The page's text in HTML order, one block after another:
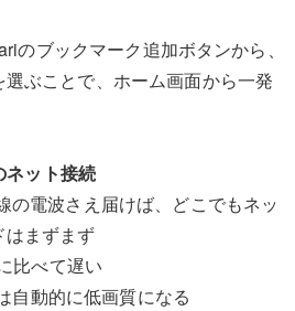
のブックマーク追加ボタンから、
選ぶことで、ホーム画面から一発
ネット接続
の電波さえ届けば、どこでもネッ
はまずまず
比べて遅い
自動的に低画質になる